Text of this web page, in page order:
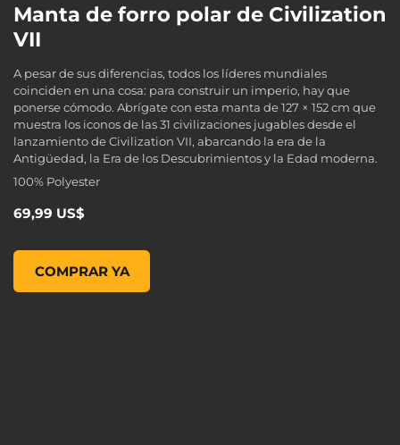
Manta de forro polar de Civilization
VII
A pesar de sus diferencias, todos los líderes mundiales
coinciden en una cosa: para construir un imperio, hay que
ponerse cómodo. Abrígate con esta manta de 127 × 152 cm que
muestra los iconos de las 31 civilizaciones jugables desde el
lanzamiento de Civilization VII, abarcando la era de la
Antigüedad, la Era de los Descubrimientos y la Edad moderna.
100% Polyester
69,99 US$
COMPRAR YA
Manta de forro polar de Civilization VII, , 69,99 US$